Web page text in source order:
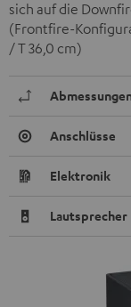
sich auf die
(Frontfire-
/ T 36,0 cm)
Anschlüsse
Elektronik
Lautsprecher